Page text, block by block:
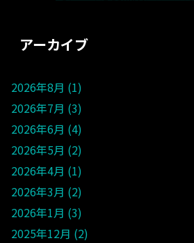
アーカイブ
2026年8月 1
2026年7月 3
2026年6月 4
2026年5月 2
2026年4月 1
2026年3月 2
2026年1月 3
2025年12月 2